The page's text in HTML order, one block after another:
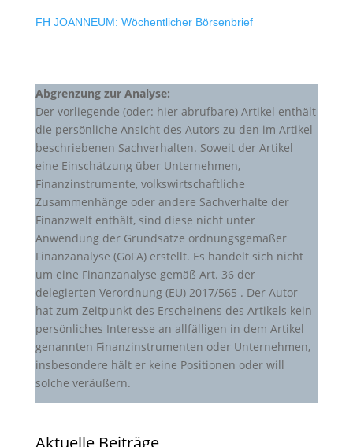
FH JOANNEUM: Wöchentlicher Börsenbrief
Abgrenzung zur Analyse:
Der vorliegende (oder: hier abrufbare) Artikel enthält
die persönliche Ansicht des Autors zu den im Artikel
beschriebenen Sachverhalten. Soweit der Artikel
eine Einschätzung über Unternehmen,
Finanzinstrumente, volkswirtschaftliche
Zusammenhänge oder andere Sachverhalte der
Finanzwelt enthält, sind diese nicht unter
Anwendung der Grundsätze ordnungsgemäßer
Finanzanalyse (GoFA) erstellt. Es handelt sich nicht
um eine Finanzanalyse gemäß Art. 36 der
delegierten Verordnung (EU) 2017/565 . Der Autor
hat zum Zeitpunkt des Erscheinens des Artikels kein
persönliches Interesse an allfälligen in dem Artikel
genannten Finanzinstrumenten oder Unternehmen,
insbesondere hält er keine Positionen oder will
solche veräußern.